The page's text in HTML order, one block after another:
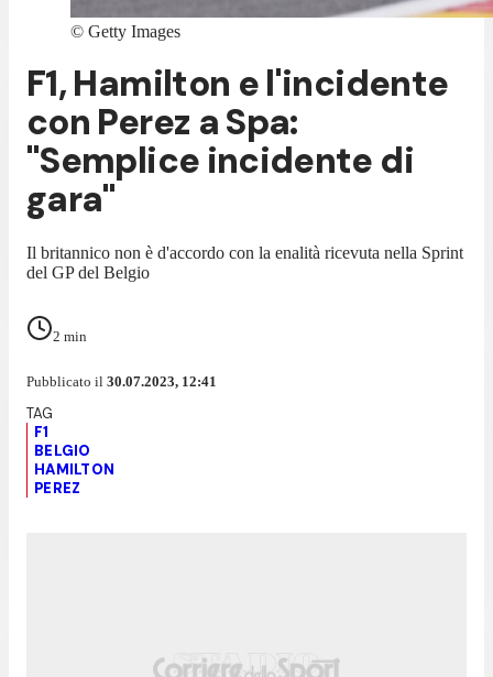
© Getty Images
F1, Hamilton e l'incidente
con Perez a Spa:
"Semplice incidente di
gara"
Il britannico non è d'accordo con la enalità ricevuta nella Sprint
del GP del Belgio
2 min
Pubblicato il 30.07.2023, 12:41
F1
BELGIO
HAMILTON
PEREZ